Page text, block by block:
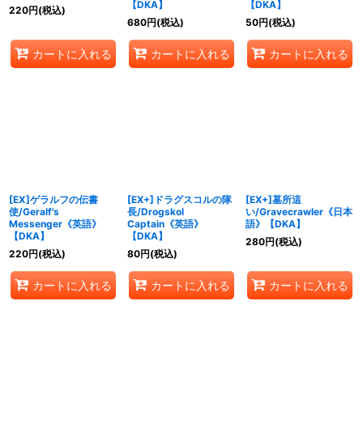
220円(税込)
カートに入れる
【DKA】
680円(税込)
カートに入れる
【DKA】
50円(税込)
カートに入れる
[EX]ゲラルフの伝書
使/Geralf's
Messenger《英語》
【DKA】
220円(税込)
カートに入れる
[EX+]ドラグスコルの隊
長/Drogskol
Captain《英語》
【DKA】
80円(税込)
カートに入れる
[EX+]墓所這
い/Gravecrawler《日本
語》【DKA】
280円(税込)
カートに入れる